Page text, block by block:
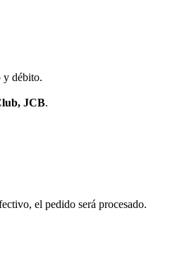
y débito.
JCB.
el pedido será procesado.